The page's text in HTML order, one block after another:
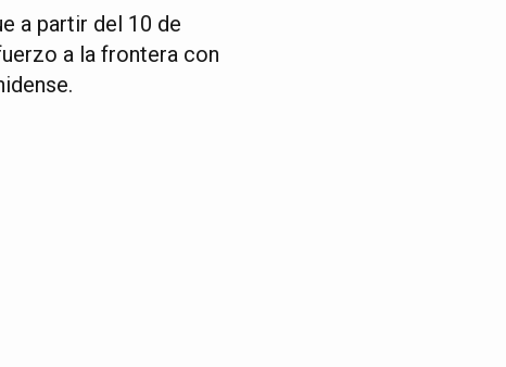
a partir del 10 de
a la frontera con